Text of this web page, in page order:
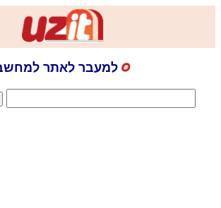
למעבר לאתר